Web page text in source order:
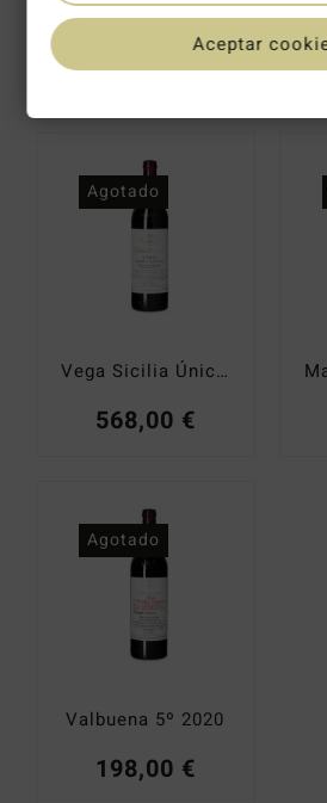
Vega Sicilia Único 2013
405,00€
Agotado
Vega Sicilia Único Reserva Especial año 2025 (2011, 2012, 2013)
568,00 €
Agotado
Valbuena 5º 2020
198,00 €
Aceptar